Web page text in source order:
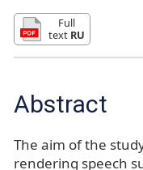
Full
text RU
Abstract
The aim of the
rendering speech